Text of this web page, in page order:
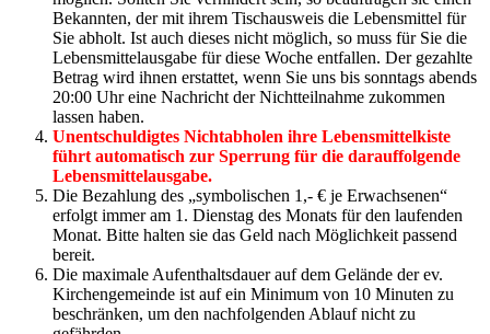
Bekannten, der mit ihrem Tischausweis die Lebensmittel für
Sie abholt. Ist auch dieses nicht möglich, so muss für Sie die
Lebensmittelausgabe für diese Woche entfallen. Der gezahlte
Betrag wird ihnen erstattet, wenn Sie uns bis sonntags abends
20:00 Uhr eine Nachricht der Nichtteilnahme zukommen
lassen haben.
Unentschuldigtes Nichtabholen ihre Lebensmittelkiste
führt automatisch zur Sperrung für die darauffolgende
Lebensmittelausgabe.
Die Bezahlung des „symbolischen 1,- € je Erwachsenen“
erfolgt immer am 1. Dienstag des Monats für den laufenden
Monat. Bitte halten sie das Geld nach Möglichkeit passend
bereit.
Die maximale Aufenthaltsdauer auf dem Gelände der ev.
Kirchengemeinde ist auf ein Minimum von 10 Minuten zu
beschränken, um den nachfolgenden Ablauf nicht zu